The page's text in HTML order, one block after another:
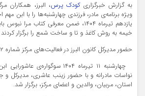
به گزارش خبرگزاریکودک پرس، البرز، همکاران
ویژه برنامه‌ی مادر، فرزندی چهارشنبه‌ها را با ابن
یازدهم تیرماه ۱۴۰۴، ضمن معرفی کتاب مرا
خیمه به روش کاغذ و تا و ساخت شمع را برگزار
حضور مدیرکل کانون البرز در فعالیت‌های مرکز شماره‌ ۲ کانون کرج
چهارشنبه ۱۱ تیرماه ۱۴۰۴
نواسات مادرانه و با حضور زینب عاشری، مدیرکل و
استان، مربیان، والدین و اعضای مرکز، برگزار شد.